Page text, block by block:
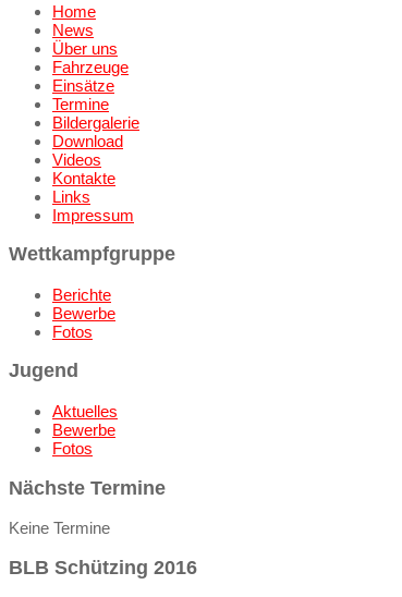
Home
News
Über uns
Fahrzeuge
Einsätze
Termine
Bildergalerie
Download
Videos
Kontakte
Links
Impressum
Wettkampfgruppe
Berichte
Bewerbe
Fotos
Jugend
Aktuelles
Bewerbe
Fotos
Nächste Termine
Keine Termine
BLB Schützing 2016